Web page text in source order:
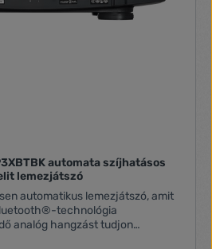
automata szíjhatásos
lemezjátszó
automatikus lemezjátszó, amit
technológia
analóg hangzást tudjon